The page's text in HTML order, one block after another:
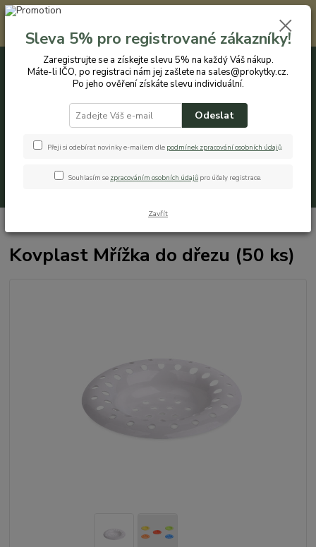
Registrovaným zákazníkům nabízíme slevu 5% na každý nákup. Máte-li
IČO, po registraci nám jej zašlete na sales@prokytky.cz. Po jeho ověření
získáte slevu individuální. Přejít na registraci →
CZK
+420 774 544 973 0ks
Kovplast Mřížka do dřezu (50 ks)
Sleva 5% pro registrované zákazníky!
Zaregistrujte se a získejte slevu 5% na každý Váš nákup.
Máte-li IČO, po registraci nám jej zašlete na sales@prokytky.cz.
Po jeho ověření získáte slevu individuální.
Odeslat
Přeji si odebírat novinky e-mailem dle podmínek zpracování osobních údajů.
Souhlasím se zpracováním osobních údajů pro účely registrace.
Zavřít